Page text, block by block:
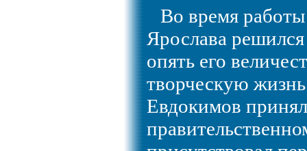
Во время работы
Ярослава
опять его
творческую
Евдокимов